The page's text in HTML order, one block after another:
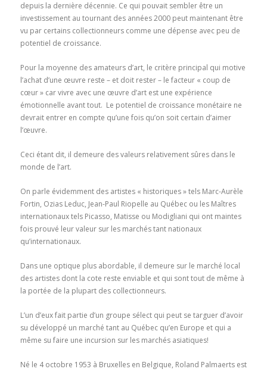
depuis la dernière décennie. Ce qui pouvait sembler être un
investissement au tournant des années 2000 peut maintenant être
vu par certains collectionneurs comme une dépense avec peu de
potentiel de croissance.
Pour la moyenne des amateurs d’art, le critère principal qui motive
l’achat d’une œuvre reste – et doit rester – le facteur « coup de
cœur » car vivre avec une œuvre d’art est une expérience
émotionnelle avant tout. Le potentiel de croissance monétaire ne
devrait entrer en compte qu’une fois qu’on soit certain d’aimer
l’œuvre.
Ceci étant dit, il demeure des valeurs relativement sûres dans le
monde de l’art.
On parle évidemment des artistes « historiques » tels Marc-Aurèle
Fortin, Ozias Leduc, Jean-Paul Riopelle au Québec ou les Maîtres
internationaux tels Picasso, Matisse ou Modigliani qui ont maintes
fois prouvé leur valeur sur les marchés tant nationaux
qu’internationaux.
Dans une optique plus abordable, il demeure sur le marché local
des artistes dont la cote reste enviable et qui sont tout de même à
la portée de la plupart des collectionneurs.
L’un d’eux fait partie d’un groupe sélect qui peut se targuer d’avoir
su développé un marché tant au Québec qu’en Europe et qui a
même su faire une incursion sur les marchés asiatiques!
Né le 4 octobre 1953 à Bruxelles en Belgique, Roland Palmaerts est